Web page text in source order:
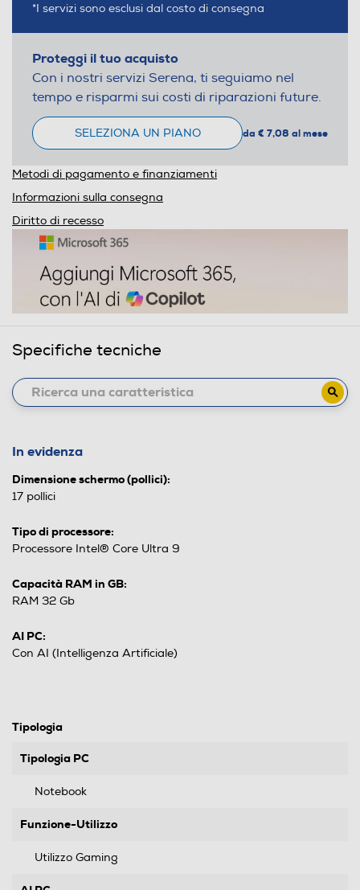
*I servizi sono esclusi dal costo di consegna
Proteggi il tuo acquisto
Con i nostri servizi Serena, ti seguiamo nel
tempo e risparmi sui costi di riparazioni future.
SELEZIONA UN PIANO da € 7,08 al mese
Metodi di pagamento e finanziamenti
Informazioni sulla consegna
Diritto di recesso
Specifiche tecniche
In evidenza
Dimensione schermo (pollici):
17 pollici
Tipo di processore:
Processore Intel® Core Ultra 9
Capacità RAM in GB:
RAM 32 Gb
AI PC:
Con AI (Intelligenza Artificiale)
Tipologia
Tipologia PC
Notebook
Funzione-Utilizzo
Utilizzo Gaming